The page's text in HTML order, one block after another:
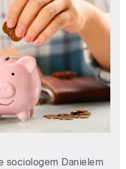
sociologem Danielem